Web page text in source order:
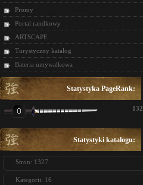
Promy
Portal randkowy
ARTSCAPE
Turystyczny katalog
Bateria umywalkowa
Statystyka PageRank:
Statystyki katalogu:
Stron: 1327
Kategorii: 16